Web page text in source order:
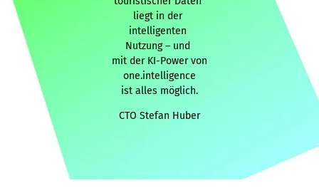
liegt in der
intelligenten
Nutzung – und
mit der KI-Power von
one.intelligence
ist alles möglich.
CTO Stefan Huber